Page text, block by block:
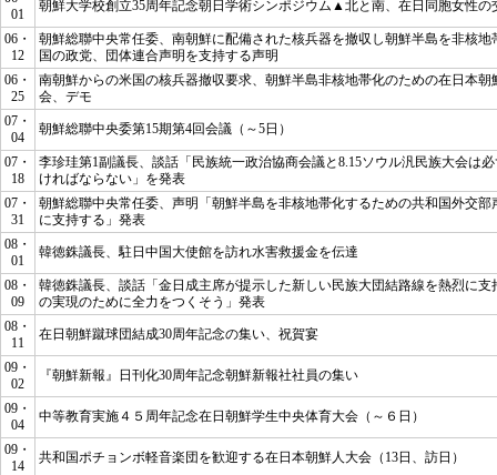
01
朝鮮大学校創立35周年記念朝日学術シンポジウム▲北と南、在日同胞女性の
06・
12
朝鮮総聯中央常任委、南朝鮮に配備された核兵器を撤収し朝鮮半島を非核地
国の政党、団体連合声明を支持する声明
06・
25
南朝鮮からの米国の核兵器撤収要求、朝鮮半島非核地帯化のための在日本朝
会、デモ
07・
04
朝鮮総聯中央委第15期第4回会議（～5日）
07・
18
李珍珪第1副議長、談話「民族統一政治協商会議と8.15ソウル汎民族大会は
ければならない」を発表
07・
31
朝鮮総聯中央常任委、声明「朝鮮半島を非核地帯化するための共和国外交部
に支持する」発表
08・
01
韓徳銖議長、駐日中国大使館を訪れ水害救援金を伝達
08・
09
韓徳銖議長、談話「金日成主席が提示した新しい民族大団結路線を熱烈に支
の実現のために全力をつくそう」発表
08・
11
在日朝鮮蹴球団結成30周年記念の集い、祝賀宴
09・
02
『朝鮮新報』日刊化30周年記念朝鮮新報社社員の集い
09・
04
中等教育実施４５周年記念在日朝鮮学生中央体育大会（～６日）
09・
14
共和国ポチョンボ軽音楽団を歓迎する在日本朝鮮人大会（13日、訪日）